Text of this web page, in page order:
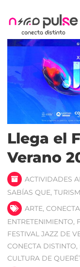
Llega el
Verano
ACTIVIDADES
SABÍAS QUE,
ARTE,
ENTRETENIMIENTO,
FESTIVAL JAZZ DE
CONECTA DISTINTO,
CULTURA DE